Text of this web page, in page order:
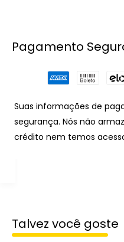
Pagamento
Suas informações de
segurança. Nós não
crédito nem temos
Talvez você goste